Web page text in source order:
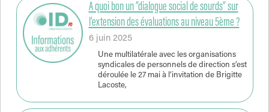
A quoi bon un ”dialogue social de sourds” sur
l’extension des évaluations au niveau 5ème ?
6 juin 2025
Une multilatérale avec les organisations
syndicales de personnels de direction s’est
déroulée le 27 mai à l‘invitation de Brigitte
Lacoste,